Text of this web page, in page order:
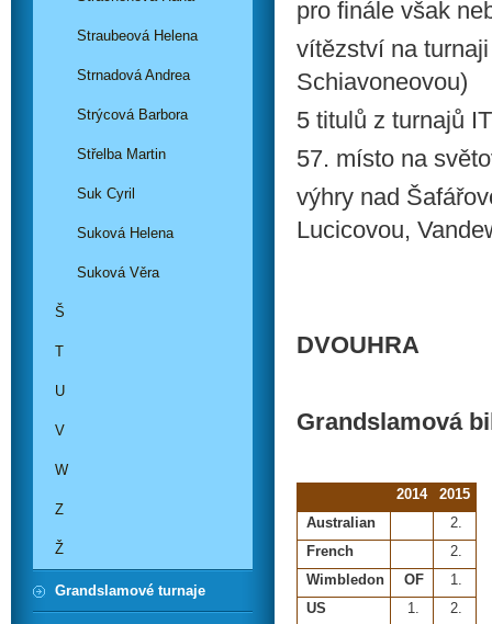
pro finále však
vítězství na
Schiavoneovou)
5 titulů z turnajů
57. místo na
výhry nad
Lucicovou,
DVOUHRA
Grandslamová
2014
2015
Australian
2.
French
2.
Wimbledon
OF
1.
US
1. 2.
Straubeová Helena
Strnadová Andrea
Strýcová Barbora
Střelba Martin
Suk Cyril
Suková Helena
Suková Věra
Š
T
U
V
W
Z
Ž
Grandslamové turnaje